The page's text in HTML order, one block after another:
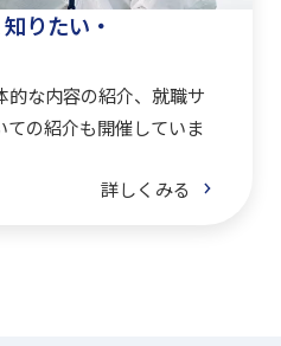
りたい・
な内容の紹介、就職サ
の紹介も開催していま
詳しくみる